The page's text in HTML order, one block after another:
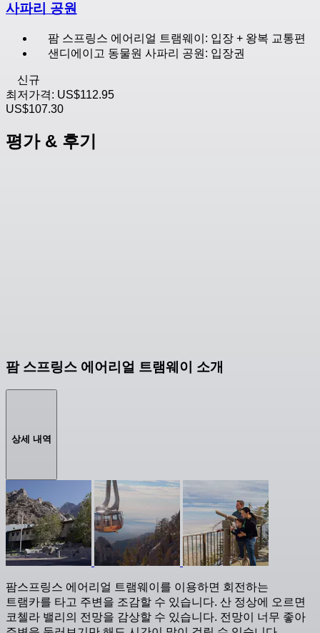
사파리 공원
팜 스프링스 에어리얼 트램웨이: 입장 + 왕복 교통편
샌디에이고 동물원 사파리 공원: 입장권
신규
최저가격: US$112.95
US$107.30
평가 & 후기
팜 스프링스 에어리얼 트램웨이 소개
상세 내역
팜스프링스 에어리얼 트램웨이를 이용하면 회전하는
트램카를 타고 주변을 조감할 수 있습니다. 산 정상에 오르면
코첼라 밸리의 전망을 감상할 수 있습니다. 전망이 너무 좋아